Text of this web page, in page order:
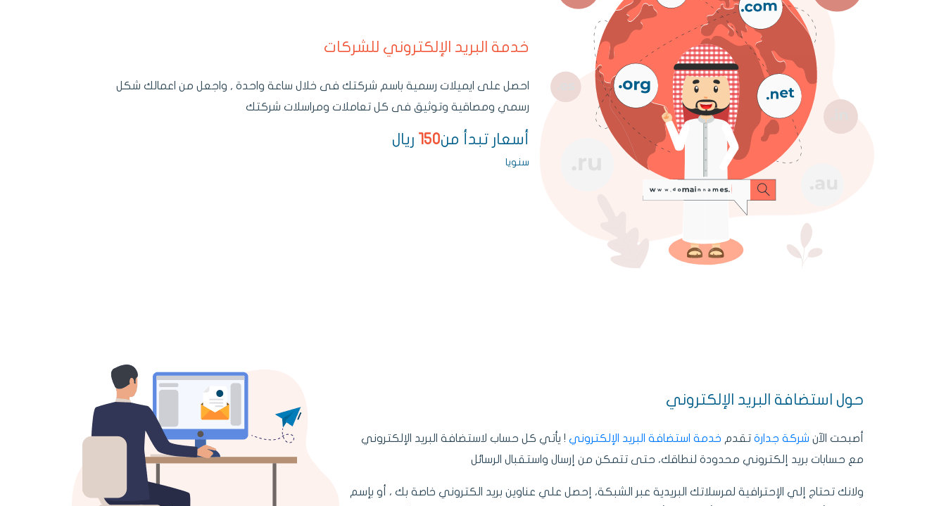
خدمة البريد الإلكتروني للشركات
احصل على ايميلات رسمية باسم شركتك فى خلال ساعة واحدة , واجعل من اعمالك شكل
رسمي ومصاقية وتوثيق فى كل تعاملات ومراسلات شركتك
أسعار تبدأ من150 ريال
سنويا
حول استضافة البريد الإلكتروني
أصبحت الآن شركة جدارة تقدم خدمة استضافة البريد الإلكتروني ! يأتي كل حساب لاستضافة البريد الإلكتروني
مع حسابات بريد إلكتروني محدودة لنطاقك، حتى تتمكن من إرسال واستقبال الرسائل
ولانك تحتاج إلي الإحترافية لمرسلاتك البريدية عبر الشبكة، إحصل علي عناوين بريد الكتروني خاصة بك ، أو بإسم